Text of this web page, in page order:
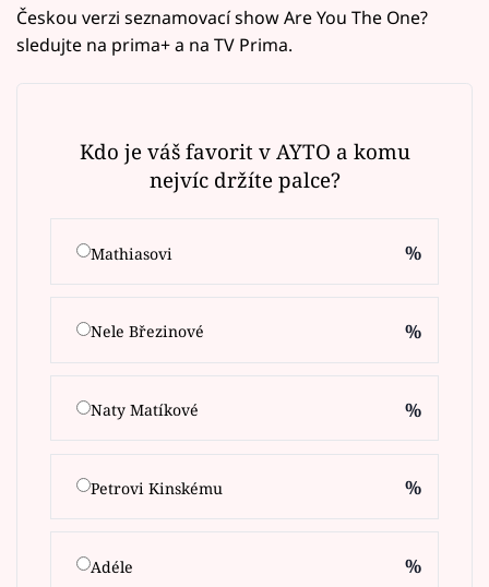
Českou verzi seznamovací show Are You The One?
sledujte na prima+ a na TV Prima.
Kdo je váš favorit v AYTO a komu
nejvíc držíte palce?
Mathiasovi %
Nele Březinové %
Naty Matíkové %
Petrovi Kinskému %
Adéle %